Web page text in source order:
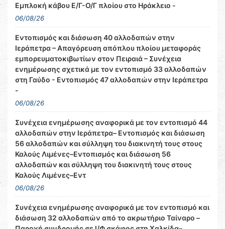
Εμπλοκή κάβου Ε/Γ-Ο/Γ πλοίου στο Ηράκλειο -
06/08/26
Εντοπισμός και διάσωση 40 αλλοδαπών στην
Ιεράπετρα – Απαγόρευση απόπλου πλοίου μεταφοράς
εμπορευματοκιβωτίων στον Πειραιά – Συνέχεια
ενημέρωσης σχετικά με τον εντοπισμό 33 αλλοδαπών
στη Γαύδο - Εντοπισμός 47 αλλοδαπών στην Ιεράπετρα
-
06/08/26
Συνέχεια ενημέρωσης αναφορικά με τον εντοπισμό 44
αλλοδαπών στην Ιεράπετρα– Εντοπισμός και διάσωση
56 αλλοδαπών και σύλληψη του διακινητή τους στους
Καλούς Λιμένες–Εντοπισμός και διάσωση 56
αλλοδαπών και σύλληψη του διακινητή τους στους
Καλούς Λιμένες–Εντ
06/08/26
Συνέχεια ενημέρωσης αναφορικά με τον εντοπισμό και
διάσωση 32 αλλοδαπών από το ακρωτήριο Ταίναρο –